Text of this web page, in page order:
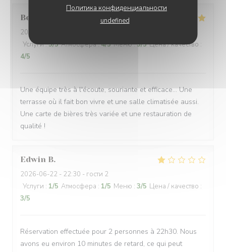
Политика конфиденциальности
undefined
Bernard
2026-06-17
Услуги:5/5 Атмосфера:4/5 Меню:5/5 Цена / качество :
4/5
Une équipe très à l'écoute, souriante et efficace... Une
terrasse où il fait bon vivre et une salle climatisée aussi.
Une carte de bières très variée et une restauration de
qualité !
Edwin B
2026-06-22 - 22:30 - гости 2
Услуги : 1/5 Атмосфера : 1/5 Меню : 3/5 Цена / качество :
3/5
Réservation effectuée pour 2 personnes à 22h30. Nous
avons eu environ 10 minutes de retard, ce qui peut